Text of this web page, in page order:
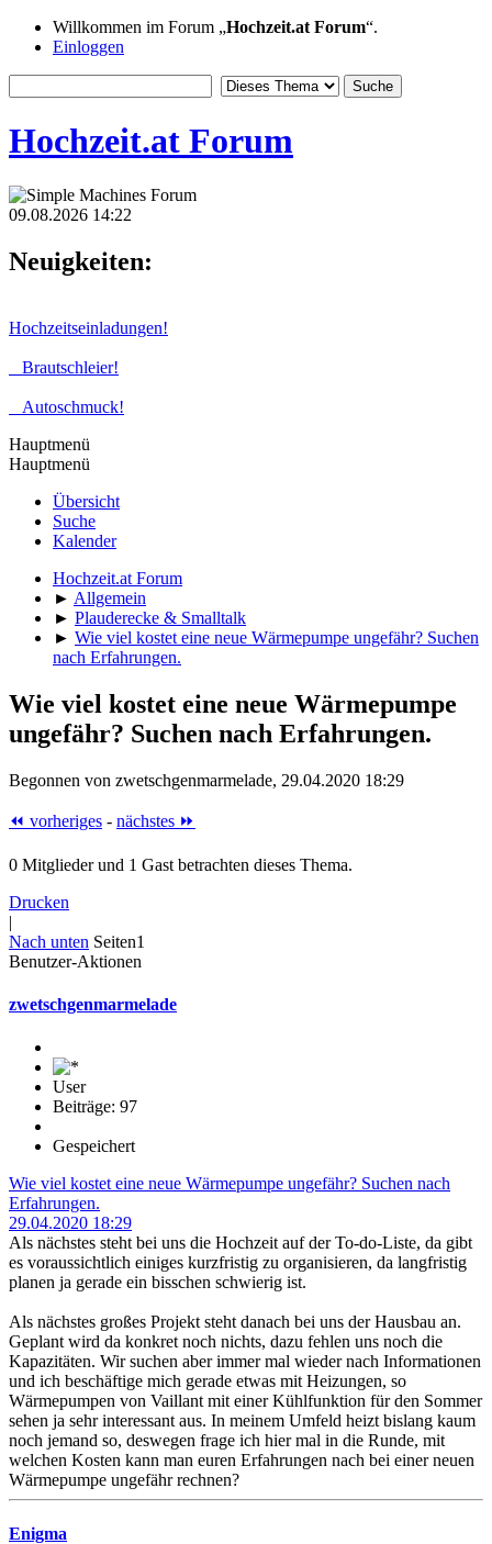
Willkommen im Forum „Hochzeit.at Forum“.
Einloggen
Hochzeit.at Forum
09.08.2026 14:22
Neuigkeiten:
Hochzeitseinladungen!
Brautschleier!
Autoschmuck!
Hauptmenü
Hauptmenü
Übersicht
Suche
Kalender
Hochzeit.at Forum
► Allgemein
► Plauderecke & Smalltalk
► Wie viel kostet eine neue Wärmepumpe ungefähr? Suchen
nach Erfahrungen.
Wie viel kostet eine neue Wärmepumpe
ungefähr? Suchen nach Erfahrungen.
Begonnen von zwetschgenmarmelade, 29.04.2020 18:29
⏪ vorheriges - nächstes ⏩
0 Mitglieder und 1 Gast betrachten dieses Thema.
Drucken
|
Nach unten Seiten1
Benutzer-Aktionen
zwetschgenmarmelade
User
Beiträge: 97
Gespeichert
Wie viel kostet eine neue Wärmepumpe ungefähr? Suchen nach
Erfahrungen.
29.04.2020 18:29
Als nächstes steht bei uns die Hochzeit auf der To-do-Liste, da gibt
es voraussichtlich einiges kurzfristig zu organisieren, da langfristig
planen ja gerade ein bisschen schwierig ist.
Als nächstes großes Projekt steht danach bei uns der Hausbau an.
Geplant wird da konkret noch nichts, dazu fehlen uns noch die
Kapazitäten. Wir suchen aber immer mal wieder nach Informationen
und ich beschäftige mich gerade etwas mit Heizungen, so
Wärmepumpen von Vaillant mit einer Kühlfunktion für den Sommer
sehen ja sehr interessant aus. In meinem Umfeld heizt bislang kaum
noch jemand so, deswegen frage ich hier mal in die Runde, mit
welchen Kosten kann man euren Erfahrungen nach bei einer neuen
Wärmepumpe ungefähr rechnen?
Enigma